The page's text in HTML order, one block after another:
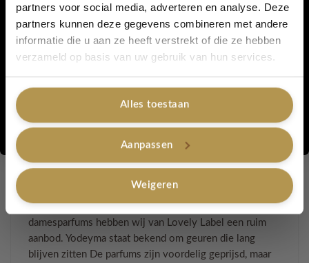
partners voor social media, adverteren en analyse. Deze
partners kunnen deze gegevens combineren met andere
informatie die u aan ze heeft verstrekt of die ze hebben
verzameld op basis van uw gebruik van hun services.
Alles toestaan
Aanpassen
Weigeren
Show Filters
Yodeyma Parfum
veel betalen? Op deze pagina vindt je alle Yodeyma
parfums voor een goede prijs. Een geurenwereld met
citrusgeuren, aquatische tonen of een frisse geur
kenmerken zijn terug te vinden in de parfums van
Yodeyma. Met bijna vijftig authentieke heren- en
damesparfums hebben wij van Lovely Label een ruim
aanbod. Yodeyma staat bekend om geuren die lang
blijven zitten De parfums zijn voordelig geprijsd, maar
Ja, graag!
Nee, bedankt